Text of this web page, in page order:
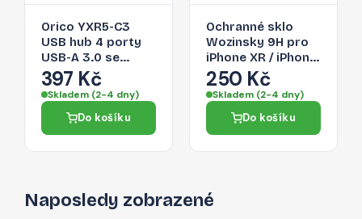
Orico YXR5-C3
USB hub 4 porty
USB-A 3.0 se
čtečkou SD a
microSD 0,3 m –
černý
397 Kč
Skladem (2-4 dny)
Do košíku
Ochranné sklo
Wozinsky 9H pro
iPhone XR / iPhone
11 - černé
250 Kč
Skladem (2-4 dny)
Do košíku
Naposledy zobrazené